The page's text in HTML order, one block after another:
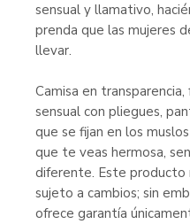
sensual y llamativo,
prenda que las mujeres
llevar.
Camisa en transparencia,
sensual con pliegues,
que se fijan en los
que te veas hermosa,
diferente. Este producto
sujeto a cambios; sin
ofrece garantía